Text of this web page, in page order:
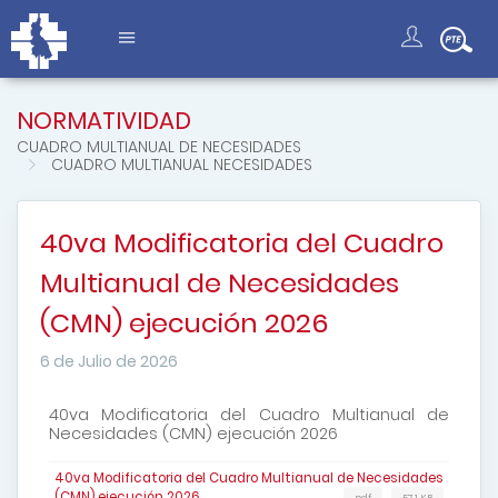
NORMATIVIDAD
CUADRO MULTIANUAL DE NECESIDADES
CUADRO MULTIANUAL NECESIDADES
40va Modificatoria del Cuadro
Multianual de Necesidades
(CMN) ejecución 2026
6 de Julio de 2026
40va Modificatoria del Cuadro Multianual de
Necesidades (CMN) ejecución 2026
40va Modificatoria del Cuadro Multianual de Necesidades